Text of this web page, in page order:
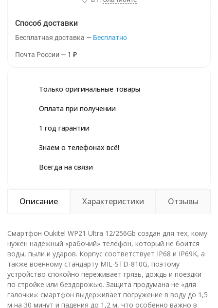
Способ доставки
Бесплатная доставка Бесплатно
Почта России 1 ₽
Только оригинальные товары
Оплата при получении
1 год гарантии
Знаем о телефонах всё!
Всегда на связи
Описание Характеристики Отзывы
Смартфон Oukitel WP21 Ultra 12/256Gb создан для тех, кому
нужен надежный «рабочий» телефон, который не боится
воды, пыли и ударов. Корпус соответствует IP68 и IP69K, а
также военному стандарту MIL-STD-810G, поэтому
устройство спокойно переживает грязь, дождь и поездки
по стройке или бездорожью. Защита продумана не «для
галочки»: смартфон выдерживает погружение в воду до 1,5
м на 30 минут и падения до 1,2 м, что особенно важно в